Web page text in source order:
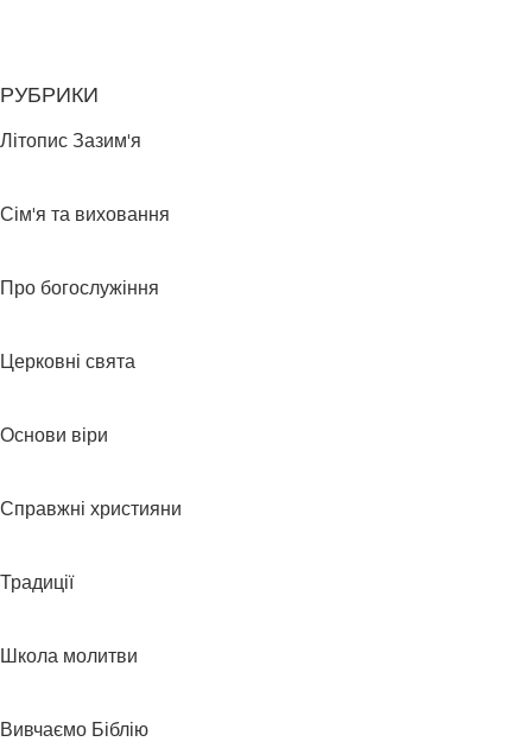
РУБРИКИ
Літопис Зазим'я
Сім'я та виховання
Про богослужіння
Церковні свята
Основи віри
Справжні християни
Традиції
Школа молитви
Вивчаємо Біблію